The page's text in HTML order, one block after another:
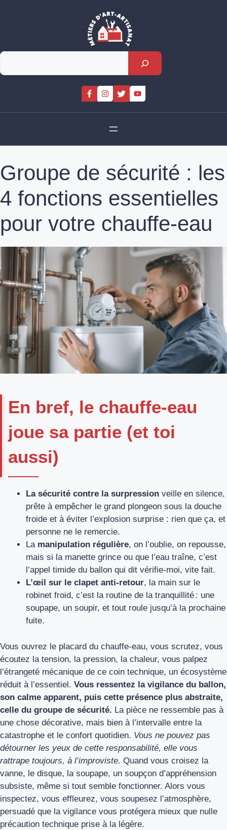
Rechercher
Groupe de sécurité : les
4 fonctions essentielles
pour votre chauffe-eau
En bref, le chauffe-eau
joue sa partie (et toi
aussi)
La sécurité contre la surpression veille en silence,
prête à empêcher le grand plongeon sous la douche
froide et à éviter l’explosion surprise : rien que ça, et
personne ne le remercie.
La manipulation régulière, on l’oublie, on repousse,
mais si la manette grince ou que l’eau traîne, c’est
l’appel timide du ballon qui dit vérifie-moi, vite fait.
L’œil sur le clapet anti-retour, la main sur le
robinet froid, c’est la routine de la tranquillité : une
soupape, un soupir, et tout roule jusqu’à la prochaine
fuite.
Vous ouvrez le placard du chauffe-eau, vous scrutez, vous
écoutez la tension, la pression, la chaleur, vous palpez
l’étrangeté mécanique de ce coin technique, un écosystème
réduit à l’essentiel. Vous ressentez la vigilance du ballon,
son calme apparent, puis cette présence plus abstraite,
celle du groupe de sécurité. La pièce ne ressemble pas à
une chose décorative, mais bien à l’intervalle entre la
catastrophe et le confort quotidien. Vous ne pouvez pas
détourner les yeux de cette responsabilité, elle vous
rattrape toujours, à l’improviste. Quand vous croisez la
vanne, le disque, la soupape, un soupçon d’appréhension
subsiste, même si tout semble fonctionner. Alors vous
inspectez, vous effleurez, vous soupesez l’atmosphère,
persuadé que la vigilance vous protégera mieux que nulle
précaution technique prise à la légère.